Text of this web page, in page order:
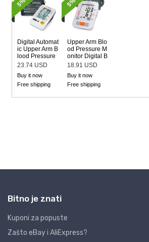
Bitno je znati
Kuponi za popuste
Zašto eBay i AliExpress?